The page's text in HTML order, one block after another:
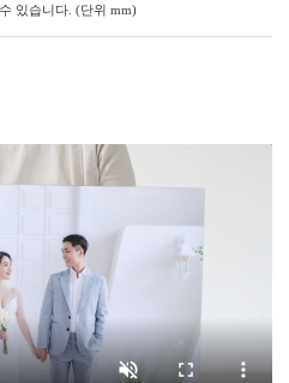
있습니다. (단위 mm)